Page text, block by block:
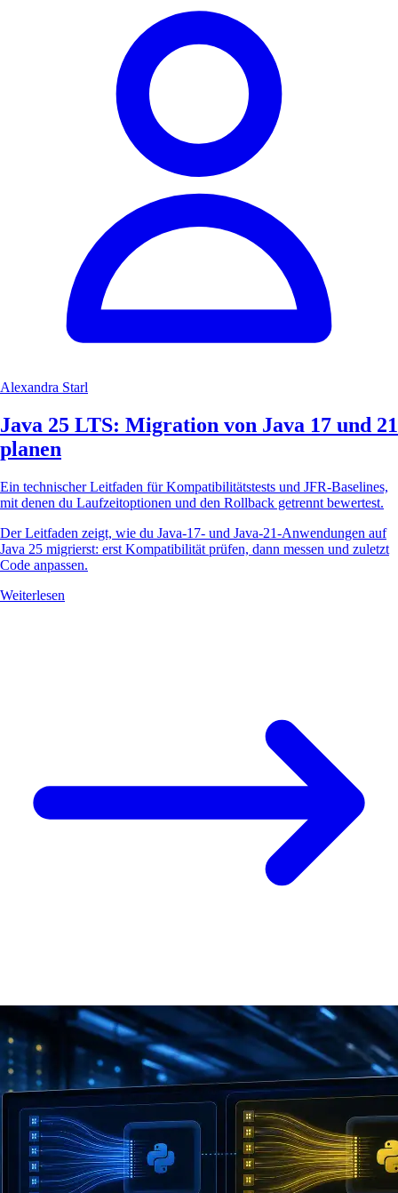
Alexandra Starl
Java 25 LTS: Migration von Java 17 und 21
planen
Ein technischer Leitfaden für Kompatibilitätstests und JFR-Baselines,
mit denen du Laufzeitoptionen und den Rollback getrennt bewertest.
Der Leitfaden zeigt, wie du Java-17- und Java-21-Anwendungen auf
Java 25 migrierst: erst Kompatibilität prüfen, dann messen und zuletzt
Code anpassen.
Weiterlesen